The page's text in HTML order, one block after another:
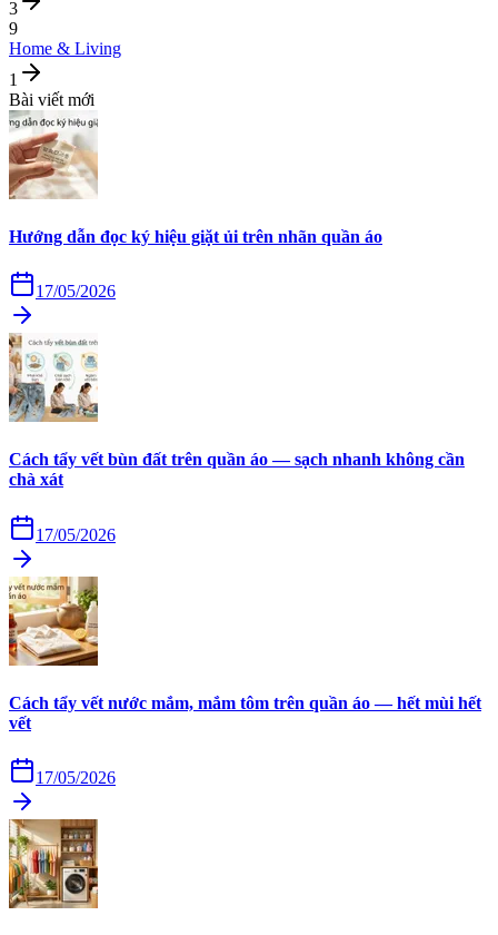
3
9
Home & Living
1
Bài viết mới
Hướng dẫn đọc ký hiệu giặt ủi trên nhãn quần áo
17/05/2026
Cách tẩy vết bùn đất trên quần áo — sạch nhanh không cần
chà xát
17/05/2026
Cách tẩy vết nước mắm, mắm tôm trên quần áo — hết mùi hết
vết
17/05/2026